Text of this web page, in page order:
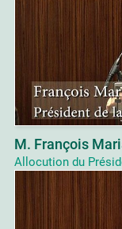
M. François
Allocution du